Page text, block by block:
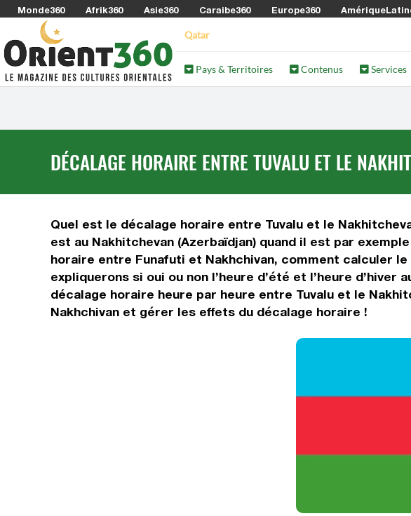
Monde360 Afrik360 Asie360 Caraibe360 Europe360
Qatar
Pays & Territoires Contenus Services
DÉCALAGE HORAIRE ENTRE TUVALU ET LE
Quel est le décalage horaire entre Tuvalu et le
est au Nakhitchevan (Azerbaïdjan) quand il est par
horaire entre Funafuti et Nakhchivan, comment calculer
expliquerons si oui ou non l’heure d’été et l’heure
décalage horaire heure par heure entre Tuvalu et le
Nakhchivan et gérer les effets du décalage horaire !